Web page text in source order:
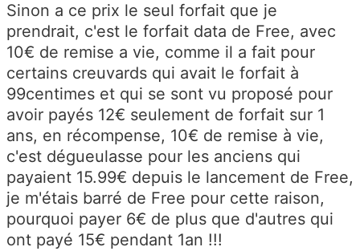
Sinon a ce prix le seul forfait que je
prendrait, c'est le forfait data de Free, avec
10€ de remise a vie, comme il a fait pour
certains creuvards qui avait le forfait à
99centimes et qui se sont vu proposé pour
avoir payés 12€ seulement de forfait sur 1
ans, en récompense, 10€ de remise à vie,
c'est dégueulasse pour les anciens qui
payaient 15.99€ depuis le lancement de Free,
je m'étais barré de Free pour cette raison,
pourquoi payer 6€ de plus que d'autres qui
ont payé 15€ pendant 1an !!!